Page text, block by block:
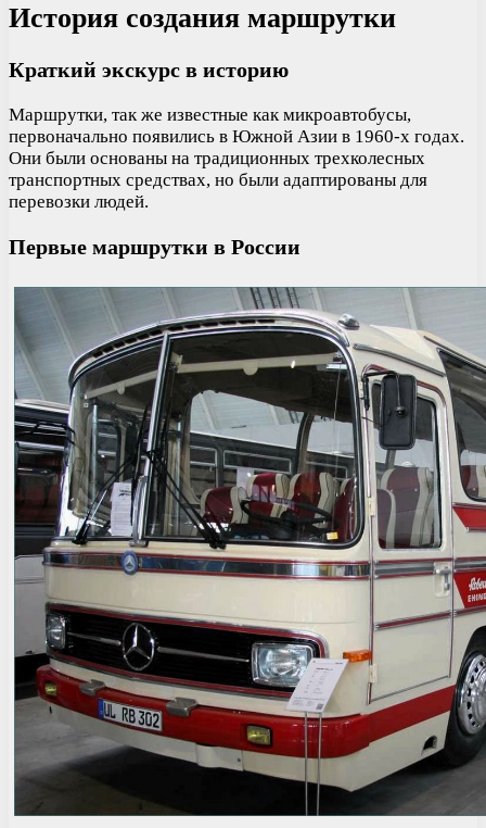
История создания маршрутки
Краткий экскурс в историю
Маршрутки, так же известные как микроавтобусы,
первоначально появились в Южной Азии в 1960-х годах.
Они были основаны на традиционных трехколесных
транспортных средствах, но были адаптированы для
перевозки людей.
Первые маршрутки в России